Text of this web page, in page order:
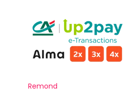
Remond